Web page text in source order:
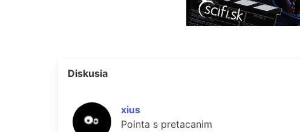
Diskusia
xius
Pointa s pretacanim